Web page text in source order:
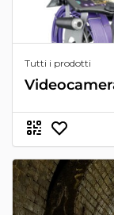
Tutti i prodotti